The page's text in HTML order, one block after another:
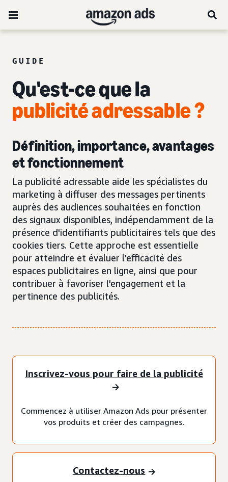
GUIDE
Qu'est-ce que la
publicité adressable ?
Définition, importance, avantages
et fonctionnement
La publicité adressable aide les spécialistes du
marketing à diffuser des messages pertinents
auprès des audiences souhaitées en fonction
des signaux disponibles, indépendamment de la
présence d'identifiants publicitaires tels que des
cookies tiers. Cette approche est essentielle
pour atteindre et évaluer l'efficacité des
espaces publicitaires en ligne, ainsi que pour
contribuer à favoriser l'engagement et la
pertinence des publicités.
Inscrivez-vous pour faire de la publicité
Commencez à utiliser Amazon Ads pour présenter
vos produits et créer des campagnes.
Contactez-nous